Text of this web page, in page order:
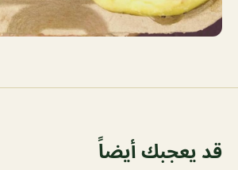
قد يعجبك أيضاً